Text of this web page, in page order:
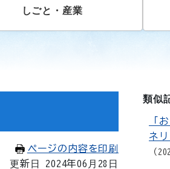
しごと・産業
ページの内容を印刷
更新日 2024年06月28日
類似
「
ネ